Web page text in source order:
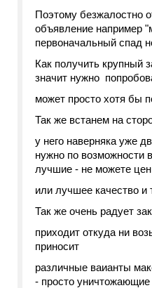
Поэтому безжалостно
объявление например
первоначальный спад
Как получить крупный
значит нужно
может просто хотя бы
Так же встанем на
у него наверняка уже
нужно по возможности
лучшие - не можете
или лучшее качество и
Так же очень радует
приходит откуда ни
приносит
различные ваианты
- просто уничтожающие